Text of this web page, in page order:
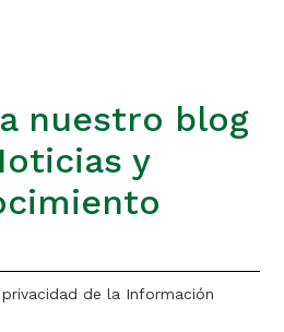
nuestro blog
y
de la Información